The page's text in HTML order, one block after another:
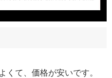
くて、価格が安いです。